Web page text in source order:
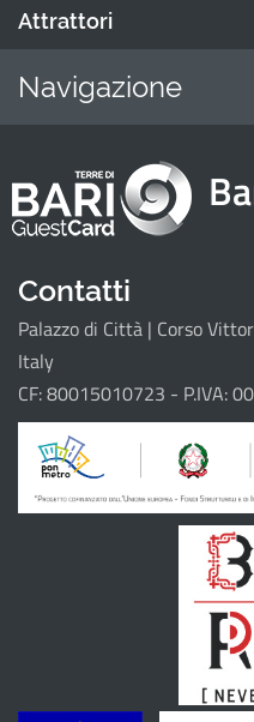
Attrattori
Navigazione
Attrattori
Eventi
Itinerari
Il progetto
Contatti
Palazzo di Città | Corso
Italy
CF: 80015010723 - P.IVA: